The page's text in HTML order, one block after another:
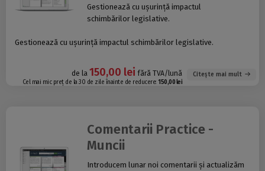
Gestionează cu ușurință impactul
schimbărilor legislative.
Gestionează cu ușurință impactul schimbărilor legislative.
de la 150,00 leifără TVA/lună
Cel mai mic preț de la 30 de zile înainte de reducere: 150,00 lei
Citește mai mult
Comentarii Practice -
Muncii
Introducem lunar noi comentarii și actualizăm